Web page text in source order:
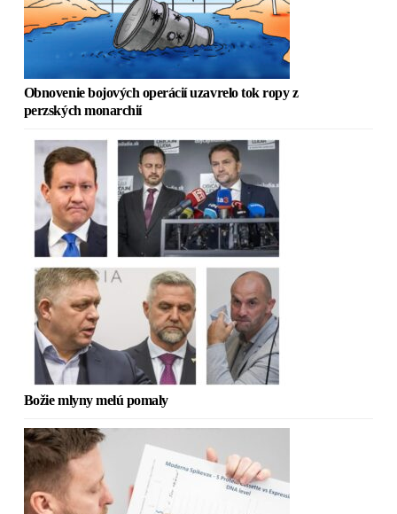
Obnovenie bojových operácií uzavrelo tok ropy z
perzských monarchií
Božie mlyny melú pomaly